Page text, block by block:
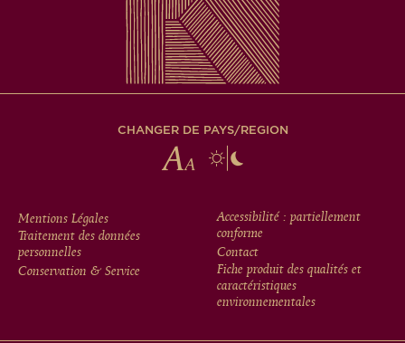
CHANGER DE PAYS/REGION
FOOTER
MENU
Mentions Légales
Traitement des données
personnelles
Conservation & Service
Accessibilité : partiellement
conforme
Contact
Fiche produit des qualités et
caractéristiques
environnementales